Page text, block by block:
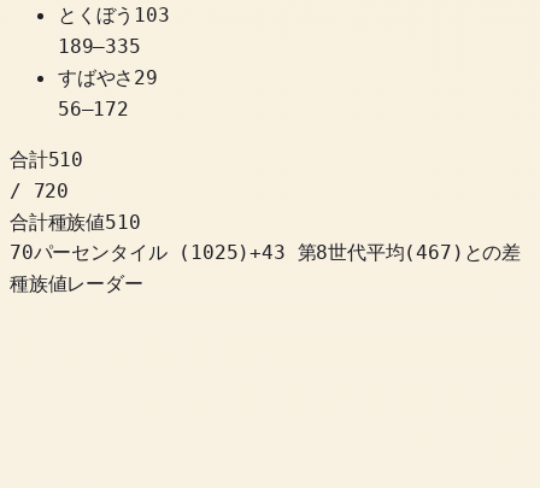
とくぼう 103
189–335
すばやさ 29
56–172
合計510
/ 720
合計種族値510
70パーセンタイル
( 1025)+43 第8世代平均(467)との差
種族値レーダー